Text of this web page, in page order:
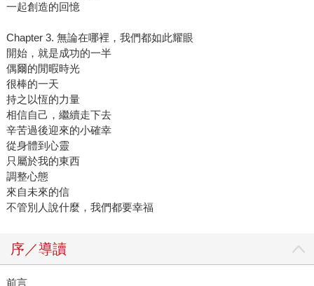
一起創造的回憶
Chapter 3. 無論在哪裡，我們都如此耀眼
開始，就是成功的一半
偶爾的閒暇時光
很棒的一天
持之以恆的力量
相信自己，繼續走下去
辛苦過後迎來的小確幸
從身體到心靈
只屬於我的東西
調整心態
來自未來的信
不管別人說什麼，我們都要幸福
序／導讀
前言